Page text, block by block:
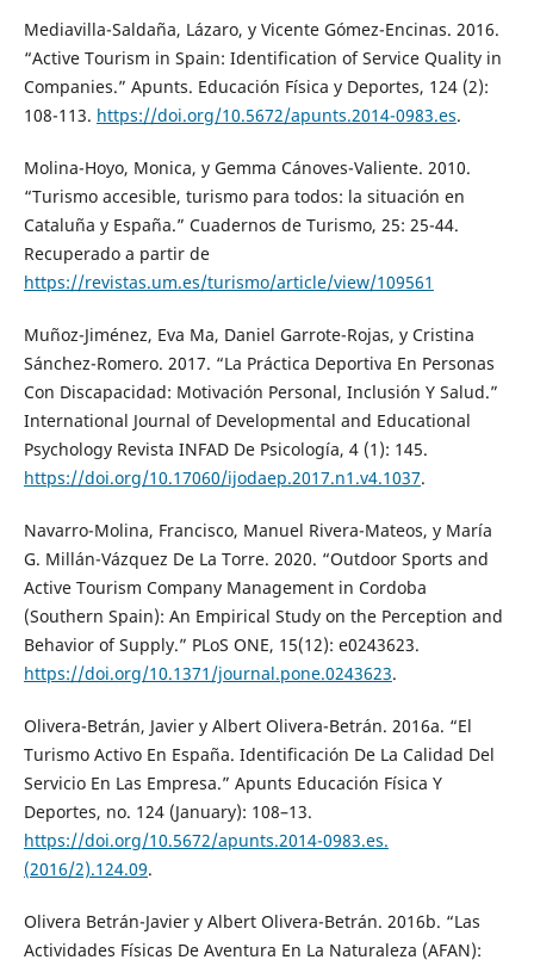
Mediavilla-Saldaña, Lázaro, y Vicente Gómez-Encinas. 2016.
“Active Tourism in Spain: Identification of Service Quality in
Companies.” Apunts. Educación Física y Deportes, 124 (2):
108-113. https://doi.org/10.5672/apunts.2014-0983.es.
Molina-Hoyo, Monica, y Gemma Cánoves-Valiente. 2010.
“Turismo accesible, turismo para todos: la situación en
Cataluña y España.” Cuadernos de Turismo, 25: 25-44.
Recuperado a partir de
https://revistas.um.es/turismo/article/view/109561
Muñoz-Jiménez, Eva Ma, Daniel Garrote-Rojas, y Cristina
Sánchez-Romero. 2017. “La Práctica Deportiva En Personas
Con Discapacidad: Motivación Personal, Inclusión Y Salud.”
International Journal of Developmental and Educational
Psychology Revista INFAD De Psicología, 4 (1): 145.
https://doi.org/10.17060/ijodaep.2017.n1.v4.1037.
Navarro-Molina, Francisco, Manuel Rivera-Mateos, y María
G. Millán-Vázquez De La Torre. 2020. “Outdoor Sports and
Active Tourism Company Management in Cordoba
(Southern Spain): An Empirical Study on the Perception and
Behavior of Supply.” PLoS ONE, 15(12): e0243623.
https://doi.org/10.1371/journal.pone.0243623.
Olivera-Betrán, Javier y Albert Olivera-Betrán. 2016a. “El
Turismo Activo En España. Identificación De La Calidad Del
Servicio En Las Empresa.” Apunts Educación Física Y
Deportes, no. 124 (January): 108–13.
https://doi.org/10.5672/apunts.2014-0983.es.
(2016/2).124.09.
Olivera Betrán-Javier y Albert Olivera-Betrán. 2016b. “Las
Actividades Físicas De Aventura En La Naturaleza (AFAN):